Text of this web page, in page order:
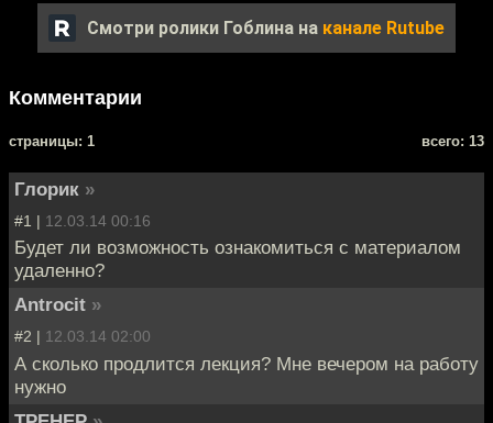
Смотри ролики Гоблина на канале Rutube
Комментарии
cтраницы: 1 всего: 13
Глорик »
#1 | 12.03.14 00:16
Будет ли возможность ознакомиться с материалом
удаленно?
Antrocit »
#2 | 12.03.14 02:00
А сколько продлится лекция? Мне вечером на работу
нужно